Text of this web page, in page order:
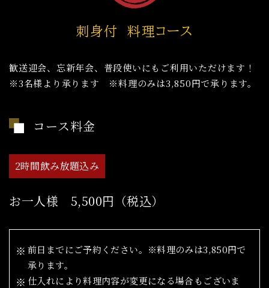
刺身付 料理コース
歓送迎会、忘新年会、普段使いにもご利用いただけます！
※3名様より承ります ※料理のみは3,850円で承ります。
コース料金
2時間飲み放題込み
お一人様 5,500円（税込）
前日までにご予約ください。※料理のみは3,850円で
承ります。
仕入れにより料理内容が変更になる場合もございま